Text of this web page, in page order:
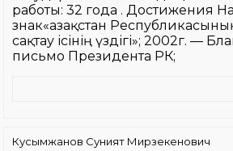
работы: 32 года . Достижения
знак«Қазақстан
сақтау ісінің үздігі»; 2002г. —
письмо Президента РК;
Кусымжанов Суният Мирзекенович